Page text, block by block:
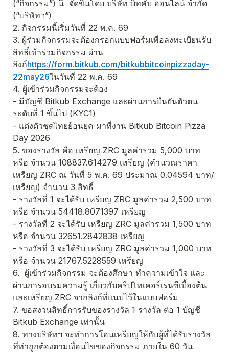
(“กิจกรรม”) นี้  จัดขึ้นโดย บริษัท บิทคับ ออนไลน์ จํากัด
(“บริษัทฯ”)
2. กิจกรรมนี้เริ่มวันที่ 22 พ.ค. 69
3. ผู้ร่วมกิจกรรมจะต้องกรอกแบบฟอร์มเพื่อลงทะเบียนรับ
สิทธิ์เข้าร่วมกิจกรรม ผ่าน
ลิงก์https://form.bitkub.com/bitkubbitcoinpizzaday-
22may26ในวันที่ 22 พ.ค. 69
4. ผู้เข้าร่วมกิจกรรมจะต้อง
- มีบัญชี Bitkub Exchange และผ่านการยืนยันตัวตน
ระดับที่ 1 ขึ้นไป (KYC1)
- แต่งตัวชุดไทยย้อนยุค มาที่งาน Bitkub Bitcoin Pizza
Day 2026
5. ของรางวัล คือ เหรียญ ZRC มูลค่ารวม 5,000 บาท
หรือ จำนวน 108837.614279 เหรียญ (คำนวณราคา
เหรียญ ZRC ณ วันที่ 5 พ.ค. 69 ประมาณ 0.04594 บาท/
เหรียญ) จำนวน 3 สิทธิ์
- รางวัลที่ 1 จะได้รับ เหรียญ ZRC มูลค่ารวม 2,500 บาท
หรือ จำนวน 54418.8071397 เหรียญ
- รางวัลที่ 2 จะได้รับ เหรียญ ZRC มูลค่ารวม 1,500 บาท
หรือ จำนวน 32651.2842838 เหรียญ
- รางวัลที่ 3 จะได้รับ เหรียญ ZRC มูลค่ารวม 1,000 บาท
หรือ จำนวน 21767.5228559 เหรียญ
6.  ผู้เข้าร่วมกิจกรรม จะต้องศึกษา ทำความเข้าใจ และ
ผ่านการอบรมความรู้ เกี่ยวกับคริปโทเคอร์เรนซีเบื้องต้น
และเหรียญ ZRC จากลิงก์ที่แนบไว้ในแบบฟอร์ม
7. ขอสงวนสิทธิ์การรับของรางวัล 1 รางวัล ต่อ 1 บัญชี
Bitkub Exchange เท่านั้น
8. ทางบริษัทฯ จะทำการโอนเหรียญให้กับผู้ที่ได้รับรางวัล
ที่ทำถูกต้องตามเงื่อนไขของกิจกรรม ภายใน 60 วัน